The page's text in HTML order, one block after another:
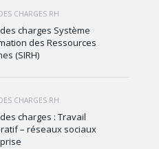
CHARGES RH
charges Système
des Ressources
(SIRH)
CHARGES RH
charges : Travail
– réseaux sociaux